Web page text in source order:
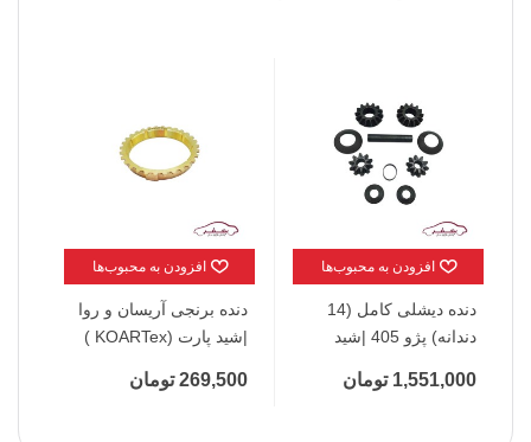
افزودن به محبوب‌ها
دنده دیشلی کامل (14
دندانه) پژو 405 |شید
1,551,000 تومان
افزودن به محبوب‌ها
دنده برنجی آریسان و روا
|شید پارت (KOARTex )
269,500 تومان